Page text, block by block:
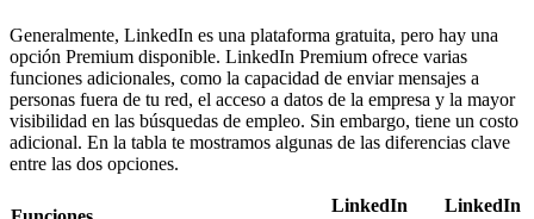
Generalmente, LinkedIn es una plataforma gratuita, pero hay una
opción Premium disponible. LinkedIn Premium ofrece varias
funciones adicionales, como la capacidad de enviar mensajes a
personas fuera de tu red, el acceso a datos de la empresa y la mayor
visibilidad en las búsquedas de empleo. Sin embargo, tiene un costo
adicional. En la tabla te mostramos algunas de las diferencias clave
entre las dos opciones.
LinkedIn
LinkedIn